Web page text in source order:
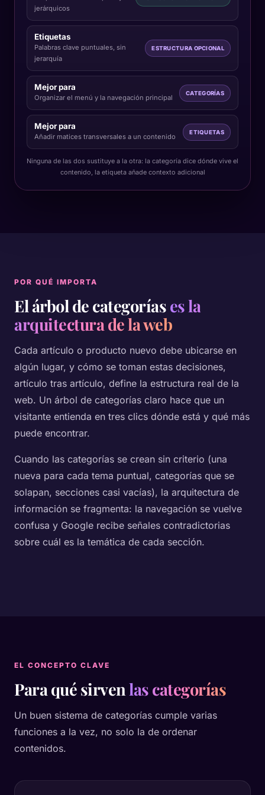
jerárquicos
Etiquetas
Palabras clave puntuales, sin
jerarquía
ESTRUCTURA OPCIONAL
Mejor para
Organizar el menú y la navegación principal
CATEGORÍAS
Mejor para
Añadir matices transversales a un contenido
ETIQUETAS
Ninguna de las dos sustituye a la otra: la categoría dice dónde vive el
contenido, la etiqueta añade contexto adicional
POR QUÉ IMPORTA
El árbol de categoríases la
arquitectura de la web
Cada artículo o producto nuevo debe ubicarse en
algún lugar, y cómo se toman estas decisiones,
artículo tras artículo, define la estructura real de la
web. Un árbol de categorías claro hace que un
visitante entienda en tres clics dónde está y qué más
puede encontrar.
Cuando las categorías se crean sin criterio (una
nueva para cada tema puntual, categorías que se
solapan, secciones casi vacías), la arquitectura de
información se fragmenta: la navegación se vuelve
confusa y Google recibe señales contradictorias
sobre cuál es la temática de cada sección.
EL CONCEPTO CLAVE
Para qué sirvenlas categorías
Un buen sistema de categorías cumple varias
funciones a la vez, no solo la de ordenar
contenidos.